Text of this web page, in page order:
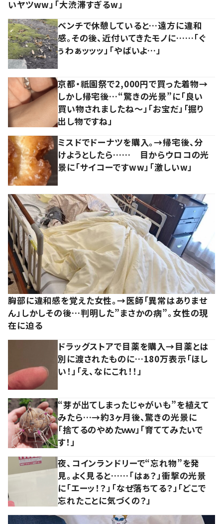
いヤツww」「大渋滞すぎるw」
ベンチで休憩していると…遠方に違和
感。その後、近付いてきたモノに……「ぐ
ぅわぁッッッ」「やばいよ…」
京都・祇園祭で2,000円で買った着物→
しかし帰宅後…“驚きの光景”に「良い
買い物されましたね～」「お宝だ」「掘り
出し物ですね」
ミスドでドーナツを購入。→帰宅後、分
けようとしたら…… 目からウロコの光
景に「サイコーですww」「激しいw」
胸部に違和感を覚えた女性。→医師「異常はありませ
ん」しかしその後…判明した”まさかの病”。女性の現
在に迫る
ドラッグストアで目薬を購入→目薬とは
別に渡されたものに…180万表示「ほし
い！」「え、なにこれ！！」
“芽が出てしまったじゃがいも”を植えて
みたら…→約3ヶ月後、驚きの光景に
「捨てるのやめたｗｗ」「育ててみたいで
す！」
夜、コインランドリーで“忘れ物”を発
見。よく見ると……「はぁ？」衝撃の光景
に「エーッ！？」「なぜ落ちてる？」「どこで
忘れたことに気づくの？」